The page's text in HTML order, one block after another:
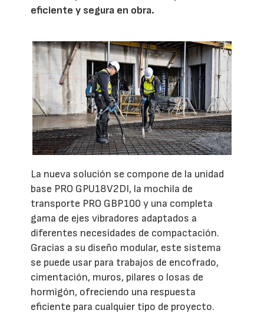
eficiente y segura en obra.
La nueva solución se compone de la unidad
base PRO GPU18V2DI, la mochila de
transporte PRO GBP100 y una completa
gama de ejes vibradores adaptados a
diferentes necesidades de compactación.
Gracias a su diseño modular, este sistema
se puede usar para trabajos de encofrado,
cimentación, muros, pilares o losas de
hormigón, ofreciendo una respuesta
eficiente para cualquier tipo de proyecto.